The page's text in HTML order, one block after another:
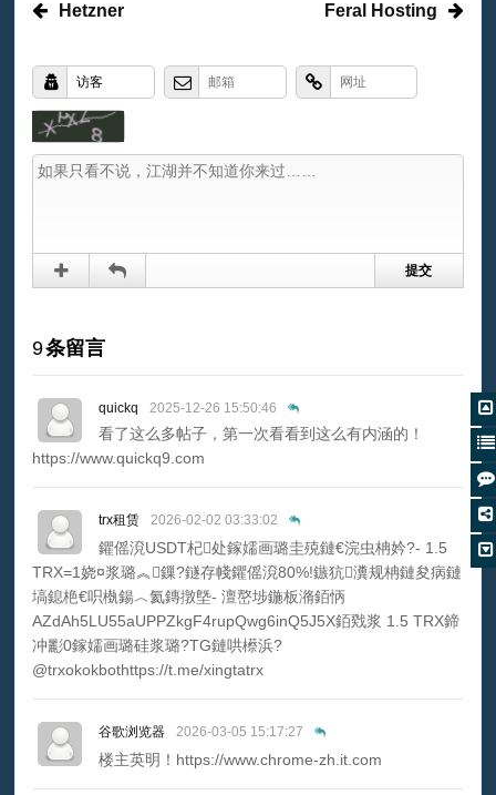
Hetzner Feral Hosting
9条留言
quickq 2025-12-26 15:50:46
看了这么多帖子，第一次看看到这么有内涵的！
https://www.quickq9.com
trx租赁 2026-02-02 03:33:02
鑺傜渷USDT杞处鎵嬬画璐圭殑鏈€浣虫柟妗?- 1.5
TRX=1娆¤浆璐︽鏁?鐩存帴鑺傜渷80%!鏃犺瀵规柟鏈夋病鏈
塙鎴栬€呮槸鍚︿氦鏄撴墍- 澶嶅埗鍦板潃銆怲
AZdAh5LU55aUPPZkgF4rupQwg6inQ5J5X銆戣浆 1.5 TRX鍗
冲彲0鎵嬬画璐硅浆璐?TG鏈哄櫒浜?
@trxokokbothttps://t.me/xingtatrx
谷歌浏览器 2026-03-05 15:17:27
楼主英明！https://www.chrome-zh.it.com